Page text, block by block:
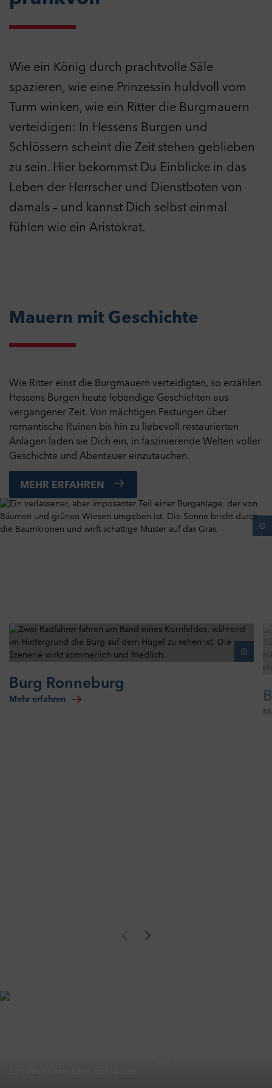
Wie ein König durch prachtvolle Säle
spazieren, wie eine Prinzessin huldvoll vom
Turm winken, wie ein Ritter die Burgmauern
verteidigen: In Hessens Burgen und
Schlössern scheint die Zeit stehen geblieben
zu sein. Hier bekommst Du Einblicke in das
Leben der Herrscher und Dienstboten von
damals – und kannst Dich selbst einmal
fühlen wie ein Aristokrat.
Mauern mit Geschichte
Wie Ritter einst die Burgmauern verteidigten, so erzählen
Hessens Burgen heute lebendige Geschichten aus
vergangener Zeit. Von mächtigen Festungen über
romantische Ruinen bis hin zu liebevoll restaurierten
Anlagen laden sie Dich ein, in faszinierende Welten voller
Geschichte und Abenteuer einzutauchen.
MEHR ERFAHREN
Burg Ronneburg
Mehr erfahren